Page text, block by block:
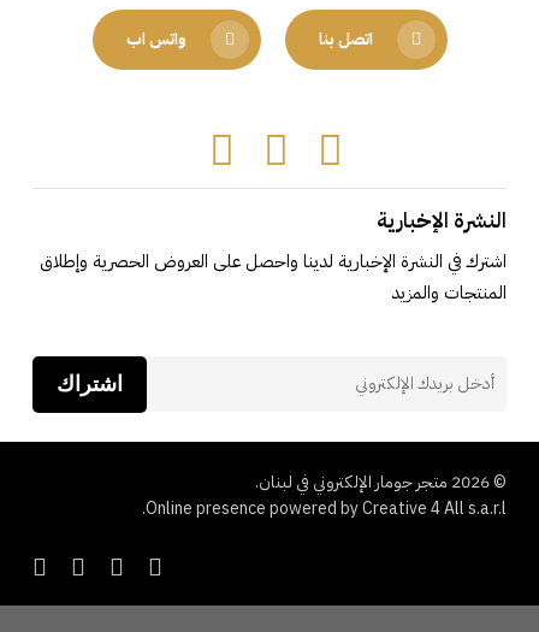
اتصل بنا واتس اب
Facebook
Instagram
Tiktok
النشرة الإخبارية
اشترك في النشرة الإخبارية لدينا واحصل على العروض الحصرية وإطلاق
المنتجات والمزيد
اشتراك
© 2026 متجر جومار الإلكتروني في لبنان.
Online presence powered by Creative 4 All s.a.r.l.
instagramwhatsapptiktok